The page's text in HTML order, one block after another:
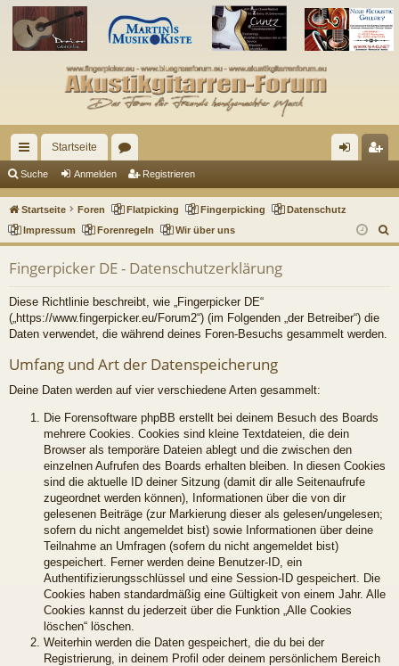
ch
ne
llz
Startseite
en m ist
rie
Suche Anmelden Registrieren
Startseite Foren Flatpicking Fingerpicking
Datenschutz
Impressum
Forenregeln Wir über uns
u
Fingerpicker DE - Datenschutzerklärung
Diese Richtlinie beschreibt, wie „Fingerpicker DE“
(„https://www.fingerpicker.eu/Forum2“) (im Folgenden „der Betreiber“) die
Daten verwendet, die während deines Foren-Besuchs gesammelt werden.
Umfang und Art der Datenspeicherung
Deine Daten werden auf vier verschiedene Arten gesammelt:
Die Forensoftware phpBB erstellt bei deinem Besuch des Boards
mehrere Cookies. Cookies sind kleine Textdateien, die dein
Browser als temporäre Dateien ablegt und die zwischen den
einzelnen Aufrufen des Boards erhalten bleiben. In diesen Cookies
sind die aktuelle ID deiner Sitzung (damit dir alle Seitenaufrufe
zugeordnet werden können), Informationen über die von dir
gelesenen Beiträge (zur Markierung dieser als gelesen/ungelesen;
sofern du nicht angemeldet bist) sowie Informationen über deine
Teilnahme an Umfragen (sofern du nicht angemeldet bist)
gespeichert. Ferner werden deine Benutzer-ID, ein
Authentifizierungsschlüssel und eine Session-ID gespeichert. Die
Cookies haben standardmäßig eine Gültigkeit von einem Jahr. Alle
Cookies kannst du jederzeit über die Funktion „Alle Cookies
löschen“ löschen.
Weiterhin werden die Daten gespeichert, die du bei der
Registrierung, in deinem Profil oder deinem persönlichem Bereich